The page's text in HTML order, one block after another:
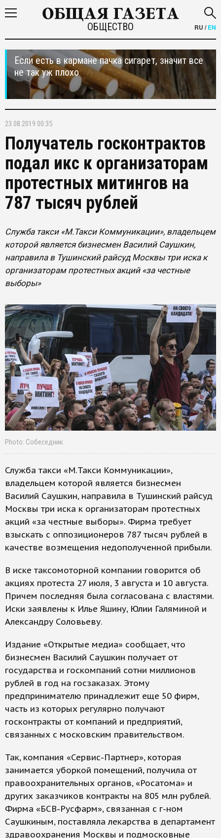
ОБЩЕСТВО RU /EN
Если есть в кармане пачка сигарет, значит все
не так уж плохо
23.08.2019 00:35
Получатель госконтрактов
подал икс к организаторам
протестных митингов на
787 тысяч рублей
Служба такси «М.Такси Коммуникации», владельцем
которой является бизнесмен Василий Саушкин,
направила в Тушинский райсуд Москвы три иска к
организаторам протестных акций «за честные
выборы»
Photo: Собеседник
Служба такси «М.Такси Коммуникации»,
владельцем которой является бизнесмен
Василий Саушкин, направила в Тушинский райсуд
Москвы три иска к организаторам протестных
акций «за честные выборы». Фирма требует
взыскать с оппозиционеров 787 тысяч рублей в
качестве возмещения недополученной прибыли.
В иске таксомоторной компании говорится об
акциях протеста 27 июля, 3 августа и 10 августа.
Причем последняя была согласована с властями.
Иски заявлены к Илье Яшину, Юлии Галяминой и
Александру Соловьеву.
Издание «Открытые медиа» сообщает, что
бизнесмен Василий Саушкин получает от
государства и госкомпаний сотни миллионов
рублей в год на госзаказах. Этому
предпринимателю принадлежит еще 50 фирм,
часть из которых регулярно получают
госконтракты от компаний и предприятий,
связанных с московским правительством.
Так, компания «Сервис-Партнер», которая
занимается уборкой помещений, получила от
правоохранительных органов, «Росатома» и
других заказчиков контракты на 805 млн рублей.
Фирма «БСВ-Русфарм», связанная с г-ном
Саушкиным, поставляла лекарства в департамент
здравоохранения Москвы и подмосковные